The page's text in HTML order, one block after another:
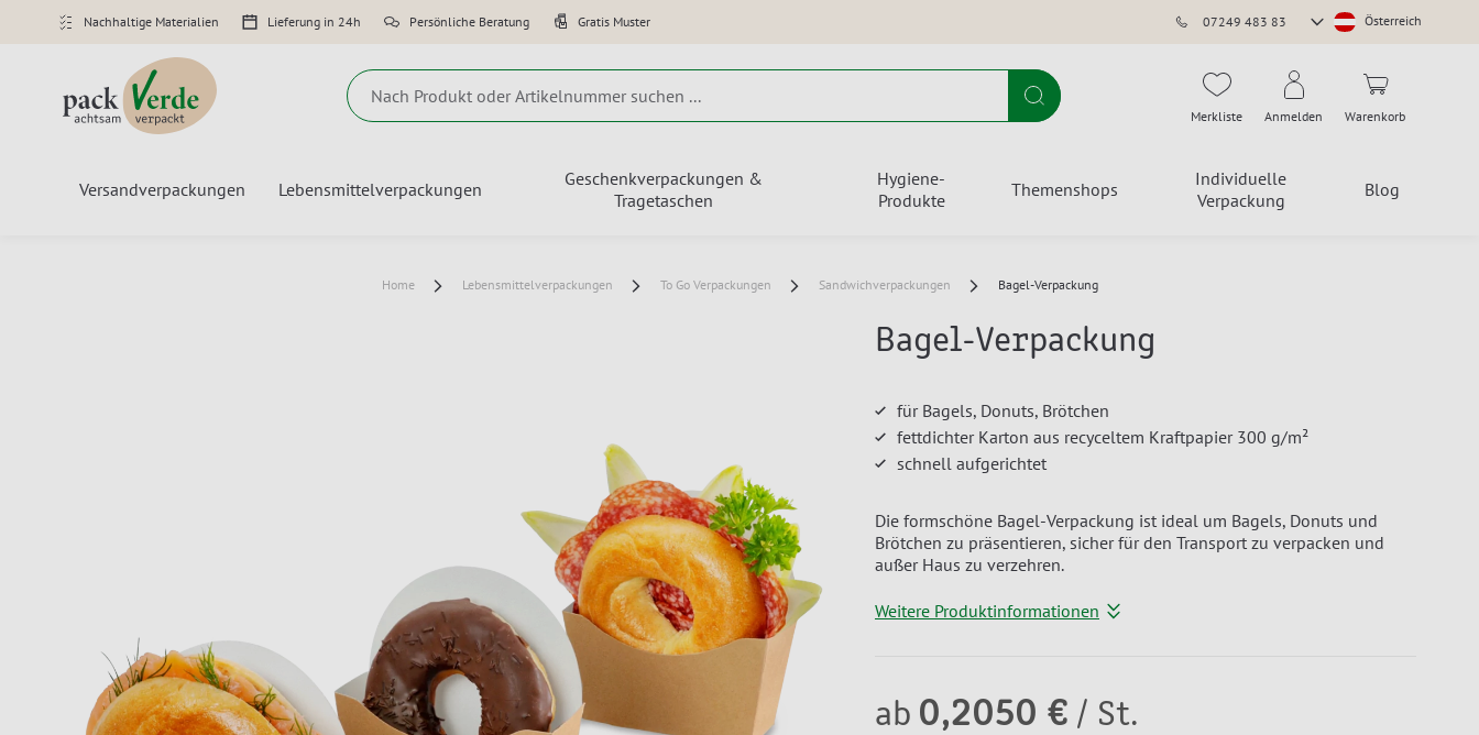
Nachhaltige Materialien Lieferung in 24h Persönliche Beratung Gratis Muster 07249 483 83
Store
Österreich
Suche Merkliste Anmelden Warenkorb
Versandverpackungen Lebensmittelverpackungen
Geschenkverpackungen &
Tragetaschen
Hygiene-
Produkte
Themenshops
Individuelle
Verpackung
Blog
Home Lebensmittelverpackungen To Go Verpackungen Sandwichverpackungen Bagel-Verpackung
Bagel-Verpackung
für Bagels, Donuts, Brötchen
fettdichter Karton aus recyceltem Kraftpapier 300 g/m²
schnell aufgerichtet
Die formschöne Bagel-Verpackung ist ideal um Bagels, Donuts und
Brötchen zu präsentieren, sicher für den Transport zu verpacken und
außer Haus zu verzehren.
Weitere Produktinformationen
ab 0,2050 € / St.